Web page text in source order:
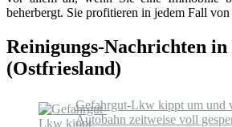
beherbergt. Sie profitieren in jedem Fall
Reinigungs-Nachrichten
(Ostfriesland)
Gefahrgut-Lkw kippt um und
Autobahn zeitweise voll